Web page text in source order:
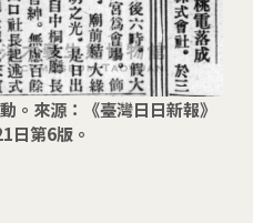
。來源：《臺灣日日新報》
日第6版。